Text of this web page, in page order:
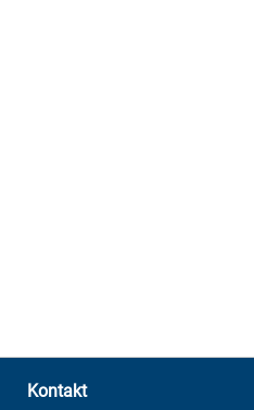
Kontakt